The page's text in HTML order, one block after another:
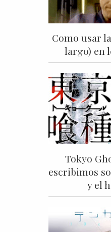
Como usar
largo) en
Tokyo
escribimos
y el